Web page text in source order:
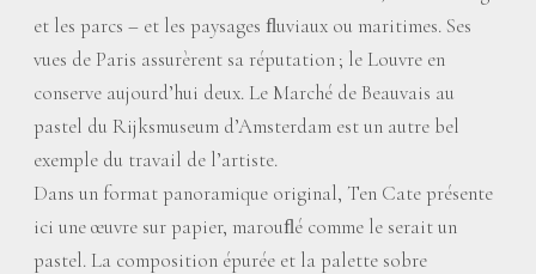
et les parcs – et les paysages ﬂuviaux ou maritimes. Ses
vues de Paris assurèrent sa réputation; le Louvre en
conserve aujourd’hui deux. Le Marché de Beauvais au
pastel du Rijksmuseum d’Amsterdam est un autre bel
exemple du travail de l’artiste.
Dans un format panoramique original, Ten Cate présente
ici une œuvre sur papier, marouﬂé comme le serait un
pastel. La composition épurée et la palette sobre